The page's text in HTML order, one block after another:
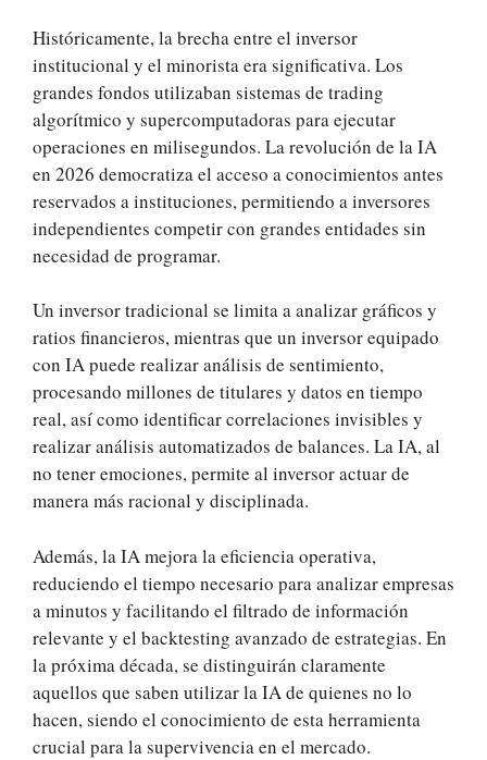
Históricamente, la brecha entre el inversor
institucional y el minorista era significativa. Los
grandes fondos utilizaban sistemas de trading
algorítmico y supercomputadoras para ejecutar
operaciones en milisegundos. La revolución de la IA
en 2026 democratiza el acceso a conocimientos antes
reservados a instituciones, permitiendo a inversores
independientes competir con grandes entidades sin
necesidad de programar.
Un inversor tradicional se limita a analizar gráficos y
ratios financieros, mientras que un inversor equipado
con IA puede realizar análisis de sentimiento,
procesando millones de titulares y datos en tiempo
real, así como identificar correlaciones invisibles y
realizar análisis automatizados de balances. La IA, al
no tener emociones, permite al inversor actuar de
manera más racional y disciplinada.
Además, la IA mejora la eficiencia operativa,
reduciendo el tiempo necesario para analizar empresas
a minutos y facilitando el filtrado de información
relevante y el backtesting avanzado de estrategias. En
la próxima década, se distinguirán claramente
aquellos que saben utilizar la IA de quienes no lo
hacen, siendo el conocimiento de esta herramienta
crucial para la supervivencia en el mercado.